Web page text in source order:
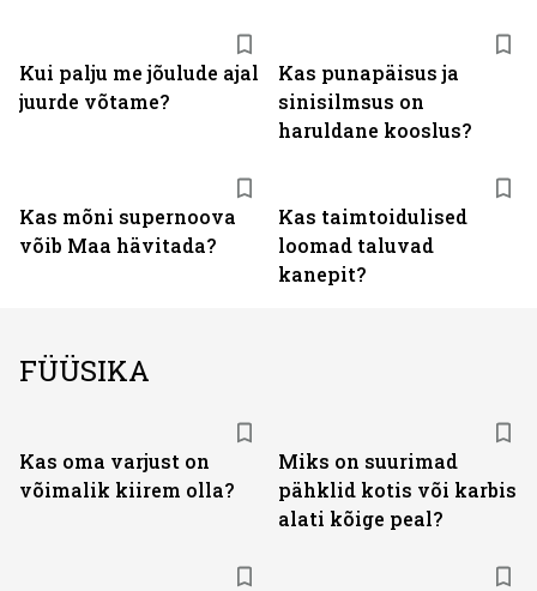
Kui palju me jõulude ajal
juurde võtame?
Kas punapäisus ja
sinisilmsus on
haruldane kooslus?
Kas mõni supernoova
võib Maa hävitada?
Kas taimtoidulised
loomad taluvad
kanepit?
FÜÜSIKA
Kas oma varjust on
võimalik kiirem olla?
Miks on suurimad
pähklid kotis või karbis
alati kõige peal?